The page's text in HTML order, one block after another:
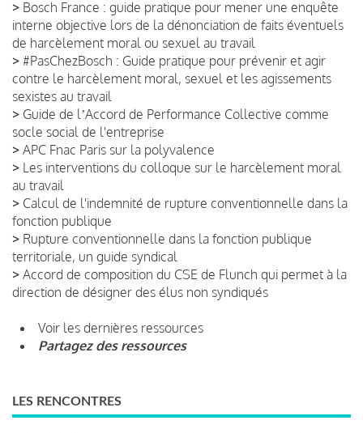
> Bosch France : guide pratique pour mener une enquête
interne objective lors de la dénonciation de faits éventuels
de harcèlement moral ou sexuel au travail
> #PasChezBosch : Guide pratique pour prévenir et agir
contre le harcèlement moral, sexuel et les agissements
sexistes au travail
> Guide de lʼAccord de Performance Collective comme
socle social de l'entreprise
> APC Fnac Paris sur la polyvalence
> Les interventions du colloque sur le harcèlement moral
au travail
> Calcul de l'indemnité de rupture conventionnelle dans la
fonction publique
> Rupture conventionnelle dans la fonction publique
territoriale, un guide syndical
> Accord de composition du CSE de Flunch qui permet à la
direction de désigner des élus non syndiqués
Voir les dernières ressources
Partagez des ressources
LES RENCONTRES